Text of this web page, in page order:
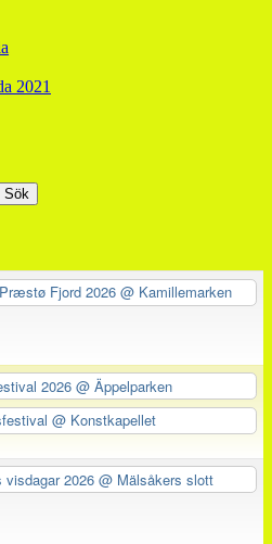
2021
Fjord 2026@ Kamillemarken
2026@ Äppelparken
@ Konstkapellet
visdagar 2026 @ Mälsåkers slott